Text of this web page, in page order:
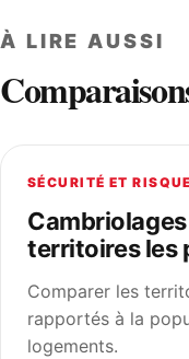
À LIRE AUSSI
SÉCURITÉ ET
territoires les
Comparer les
rapportés à la
logements.